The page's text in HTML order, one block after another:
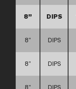
8” DIPS
8” DIPS
8” DIPS
8” DIPS